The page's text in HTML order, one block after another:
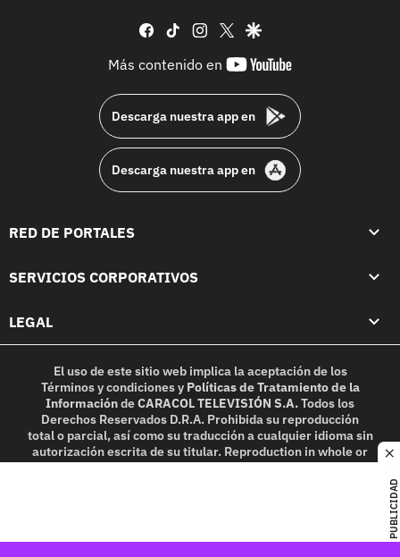
PUBLICIDAD
facebook
tiktok instagram
twittergoogle
Más contenido en
youtube-
Descarga nuestra app en
Descarga nuestra app en
RED DE PORTALES
SERVICIOS CORPORATIVOS
LEGAL
El uso de este sitio web implica la aceptación de los
Términos y condicionesy Políticas de Tratamiento de la
InformacióndeCARACOL TELEVISIÓN S.A.Todos los
Derechos Reservados D.R.A. Prohibida su reproducción
total o parcial, así como su traducción a cualquier idioma sin
autorización escrita de su titular. Reproduction in whole or
in part, or translation without written permission is